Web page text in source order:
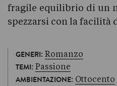
fragile equilibrio di un
spezzarsi con la facilità
GENERI : Romanzo
TEMI : Passione
AMBIENTAZIONE: Ottocento